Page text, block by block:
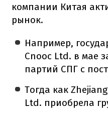
компании Китая
рынок.
Например,
Cnooc Ltd. в мае
партий СПГ с
Тогда как
Ltd. приобрела